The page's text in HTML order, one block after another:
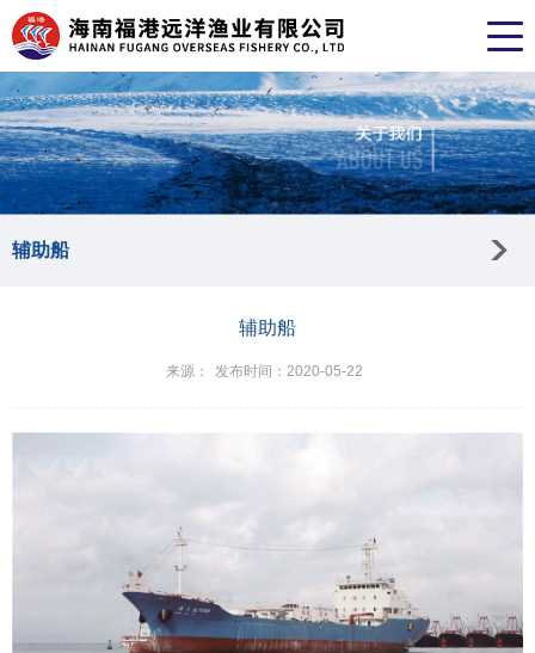
辅助船
辅助船
来源： 发布时间：2020-05-22